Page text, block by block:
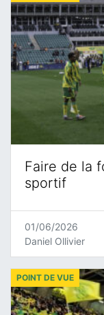
Faire de la
sportif
01/06/2026
Daniel Ollivier
POINT DE VUE